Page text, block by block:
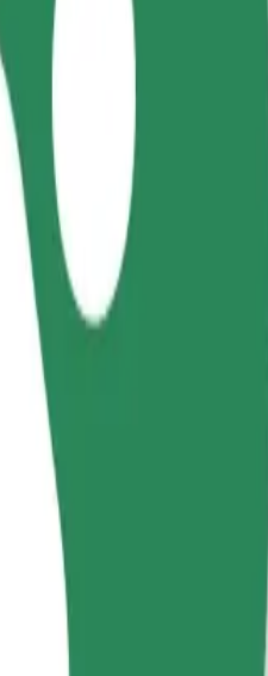
Explorá nuestros servicios y